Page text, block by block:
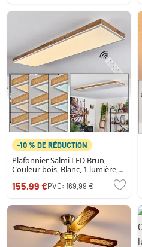
-10 % DE RÉDUCTION
Plafonnier Salmi LED Brun,
Couleur bois, Blanc, 1 lumière,
155,99 €PVC:169,99 €